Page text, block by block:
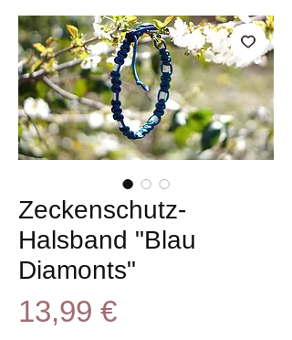
Zeckenschutz-
Halsband "Blau
Diamonts"
13,99 €Preis